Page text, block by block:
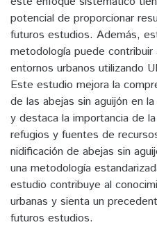
potencial de proporcionar
futuros estudios. Además,
metodología puede contribuir
entornos urbanos utilizando
Este estudio mejora la
de las abejas sin aguijón en
y destaca la importancia de
refugios y fuentes de
nidificación de abejas sin
una metodología
estudio contribuye al
urbanas y sienta un
futuros estudios.